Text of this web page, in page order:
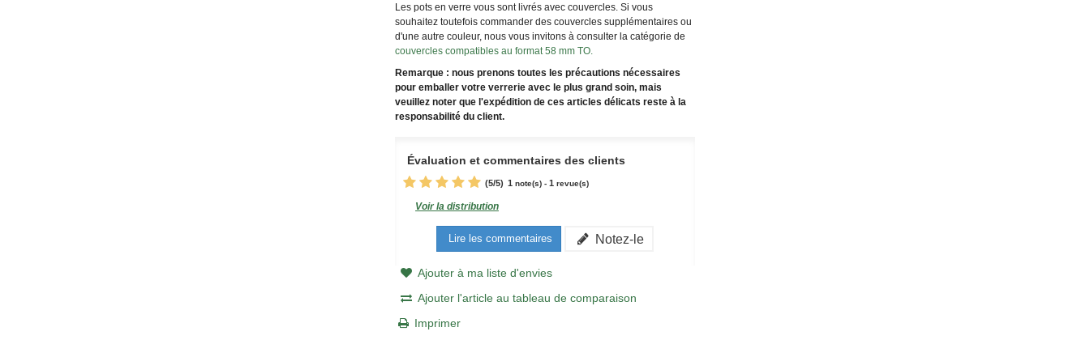
Les pots en verre vous sont livrés avec couvercles. Si vous
souhaitez toutefois commander des couvercles supplémentaires ou
d'une autre couleur, nous vous invitons à consulter la catégorie de
couvercles compatibles au format 58 mm TO.
Remarque : nous prenons toutes les précautions nécessaires
pour emballer votre verrerie avec le plus grand soin, mais
veuillez noter que l'expédition de ces articles délicats reste à la
responsabilité du client.
Évaluation et commentaires des clients
(5/5) 1 note(s) - 1 revue(s)
Voir la distribution
Lire les commentaires Notez-le
Ajouter à ma liste d'envies
Ajouter l'article au tableau de comparaison
Imprimer